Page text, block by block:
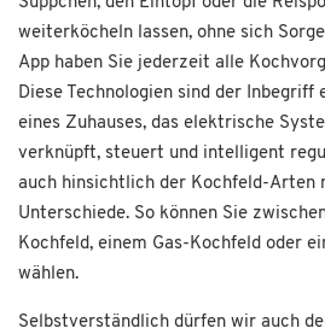
weiterköcheln lassen, ohne sich
App haben Sie jederzeit alle
Diese Technologien sind der Inbegriff
eines Zuhauses, das elektrische
verknüpft, steuert und intelligent
auch hinsichtlich der Kochfeld-Arten
Unterschiede. So können Sie
Kochfeld, einem Gas-Kochfeld oder
wählen.
Selbstverständlich dürfen wir auch